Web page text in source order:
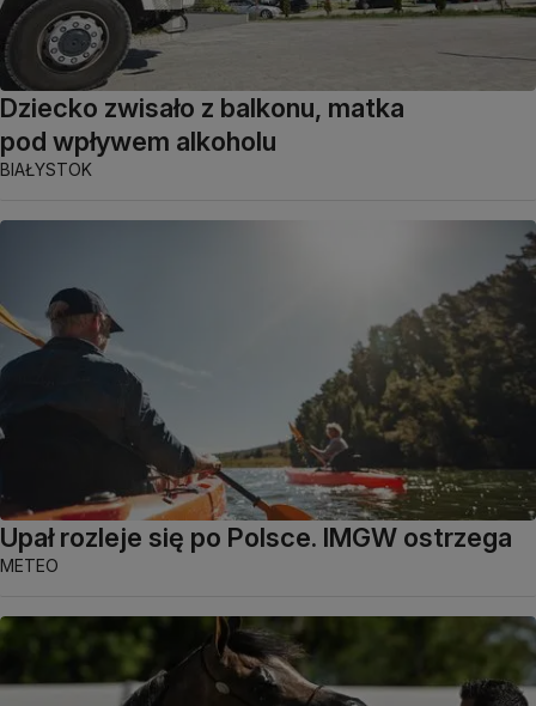
Dziecko zwisało z balkonu, matka
pod wpływem alkoholu
BIAŁYSTOK
Upał rozleje się po Polsce. IMGW ostrzega
METEO